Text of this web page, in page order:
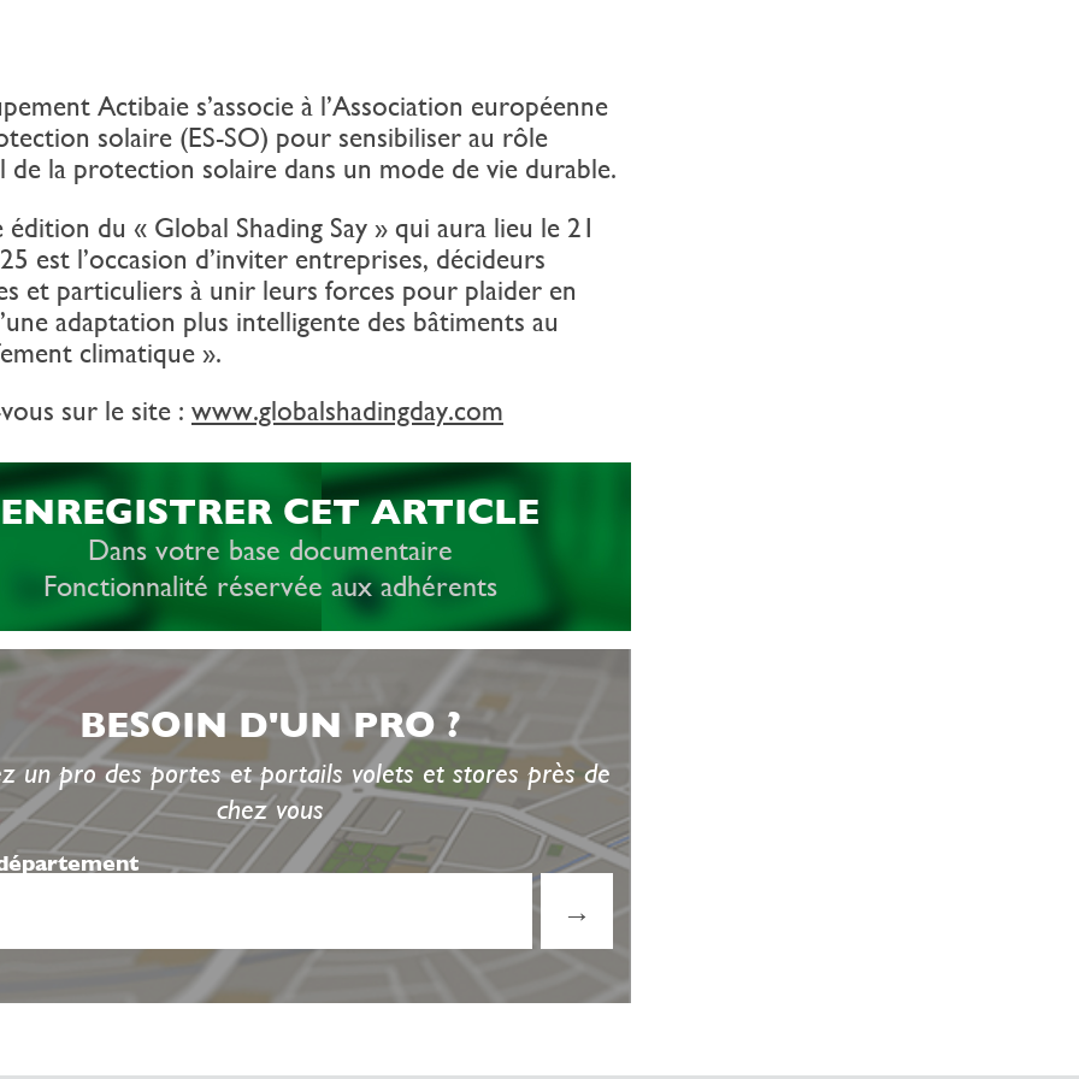
Actibaie s’associe à l’Association européenne
solaire (ES-SO) pour sensibiliser au rôle
de la protection solaire dans un mode de vie durable.
édition du « Global Shading Say » qui aura lieu le 21
est l’occasion d’inviter entreprises, décideurs
et particuliers à unir leurs forces pour plaider en
adaptation plus intelligente des bâtiments au
climatique ».
sur le site : www.globalshadingday.com
ENREGISTRER CET ARTICLE
Dans votre base documentaire
Fonctionnalité réservée aux adhérents
BESOIN D'UN PRO ?
un pro des portes et portails volets et stores près de
chez vous
→